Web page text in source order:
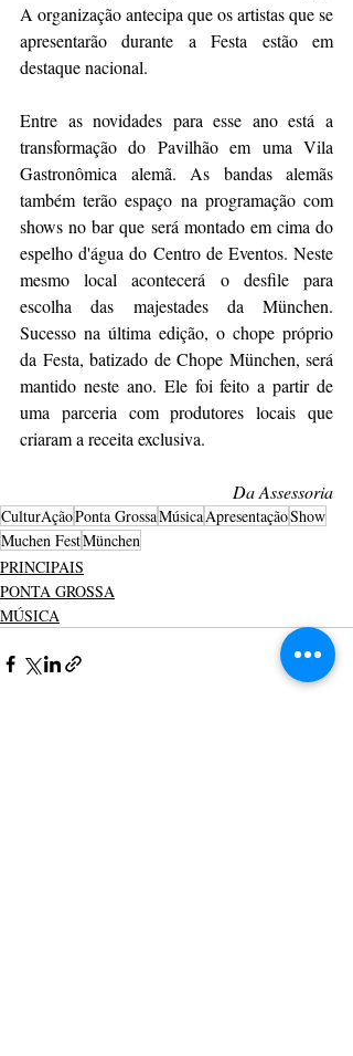
A organização antecipa que os artistas que se
apresentarão durante a Festa estão em
destaque nacional.
Entre as novidades para esse ano está a
transformação do Pavilhão em uma Vila
Gastronômica alemã. As bandas alemãs
também terão espaço na programação com
shows no bar que será montado em cima do
espelho d'água do Centro de Eventos. Neste
mesmo local acontecerá o desfile para
escolha das majestades da München.
Sucesso na última edição, o chope próprio
da Festa, batizado de Chope München, será
mantido neste ano. Ele foi feito a partir de
uma parceria com produtores locais que
criaram a receita exclusiva.
Da Assessoria
CulturAçãoPonta GrossaMúsicaApresentaçãoShow
Muchen FestMünchen
PRINCIPAIS
PONTA GROSSA
MÚSICA